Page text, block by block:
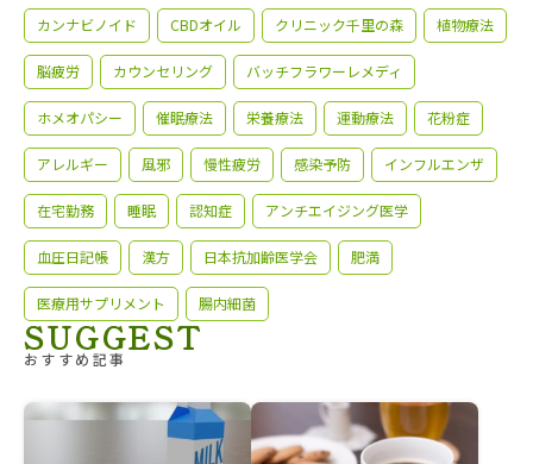
カンナビノイド CBDオイル クリニック千里の森 植物療法
脳疲労 カウンセリング バッチフラワーレメディ
ホメオパシー 催眠療法 栄養療法 運動療法 花粉症
アレルギー 風邪 慢性疲労 感染予防 インフルエンザ
在宅勤務 睡眠 認知症 アンチエイジング医学
血圧日記帳 漢方 日本抗加齢医学会 肥満
医療用サプリメント 腸内細菌
SUGGEST
おすすめ記事